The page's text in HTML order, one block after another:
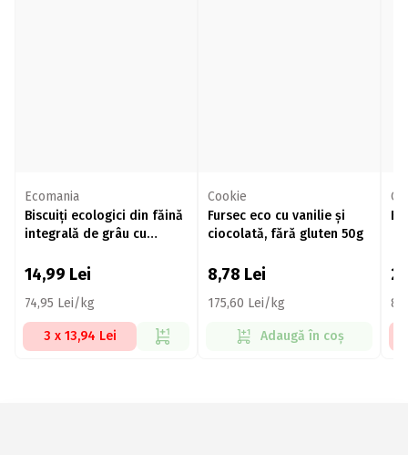
Ecomania
Biscuiți ecologici din făină
integrală de grâu cu
14,99 Lei
74,95 Lei/kg
3 x 13,94 Lei
Cookie
Fursec eco cu vanilie și
ciocolată, fără gluten 50g
8,78 Lei
175,60 Lei/kg
Adaugă în coș